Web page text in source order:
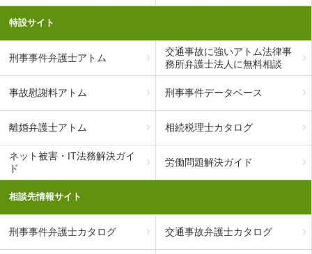
特設サイト
刑事事件弁護士アトム
交通事故に強いアトム法律事
務所弁護士法人に無料相談
事故慰謝料アトム 刑事事件データベース
離婚弁護士アトム 相続税理士カタログ
ネット被害・IT法務解決ガイ
ド
労働問題解決ガイド
相談先情報サイト
刑事事件弁護士カタログ 交通事故弁護士カタログ